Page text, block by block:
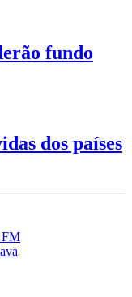
fundo
dos países
FM